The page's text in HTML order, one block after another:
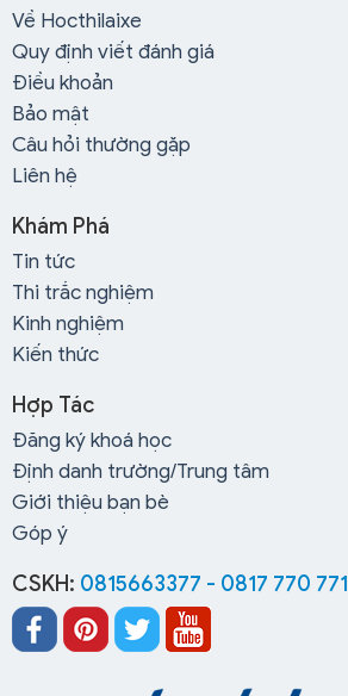
Về Hocthilaixe
Quy định viết đánh giá
Điều khoản
Bảo mật
Câu hỏi thường gặp
Liên hệ
Khám Phá
Tin tức
Thi trắc nghiệm
Kinh nghiệm
Kiến thức
Hợp Tác
Đăng ký khoá học
Định danh trường/Trung tâm
Giới thiệu bạn bè
Góp ý
CSKH: 0815663377 - 0817 770 771